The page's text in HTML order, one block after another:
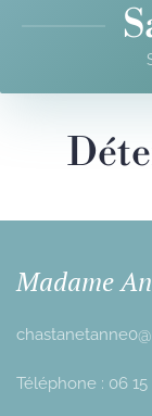
Madame
Téléphone : 06 15